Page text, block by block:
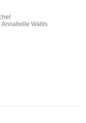
Annabelle Wallis